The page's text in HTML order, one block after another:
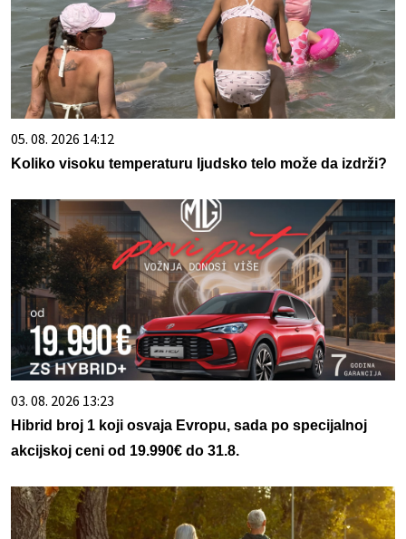
05. 08. 2026 14:12
Koliko visoku temperaturu ljudsko telo može da izdrži?
03. 08. 2026 13:23
Hibrid broj 1 koji osvaja Evropu, sada po specijalnoj
akcijskoj ceni od 19.990€ do 31.8.